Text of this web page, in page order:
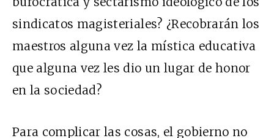
sindicatos magisteriales? ¿Recobrarán los
maestros alguna vez la mística educativa
que alguna vez les dio un lugar de honor
en la sociedad?
Para complicar las cosas, el gobierno no